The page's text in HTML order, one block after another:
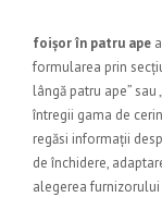
foișor în patru ape
formularea prin
lângă patru ape”
întregii gama de
regăsi informații
de închidere,
alegerea